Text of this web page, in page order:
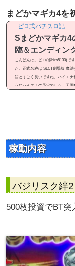
こんばんは。ピロ
6月25日の稼働と
まどかマギカ4を
ピロ式パチスロ記
臨＆エンディン
語とすごく長いですね。ハイエ
うにハイエナの予定でした。天国